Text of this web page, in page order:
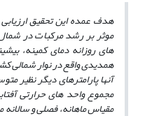
هدف عمده این تحقیق ارزیابی
موثر بر رشد مرکبات در
همدیدی واقع در نوار شمالی
آنها پارامترهای دیگر نظیر
مجموع واحد های حرارتی
مقیاس ماهانه، فصلی و